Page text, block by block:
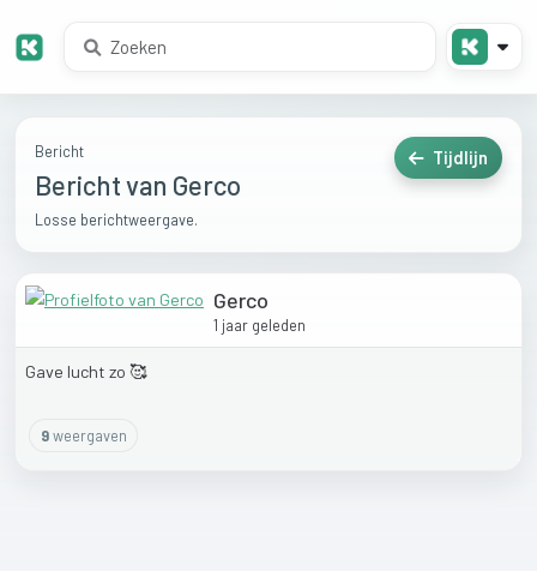
Bericht
Bericht van Gerco
Losse berichtweergave.
Tijdlijn
Gerco
1 jaar geleden
Gave lucht zo 🥰
9weergaven